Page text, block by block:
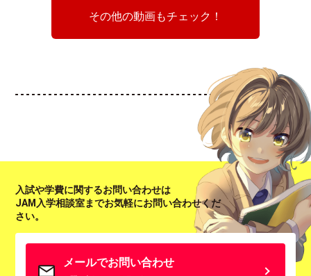
その他の動画もチェック！
入試や学費に関するお問い合わせは
JAM入学相談室までお気軽にお問い合わせくだ
さい。
メールでお問い合わせ